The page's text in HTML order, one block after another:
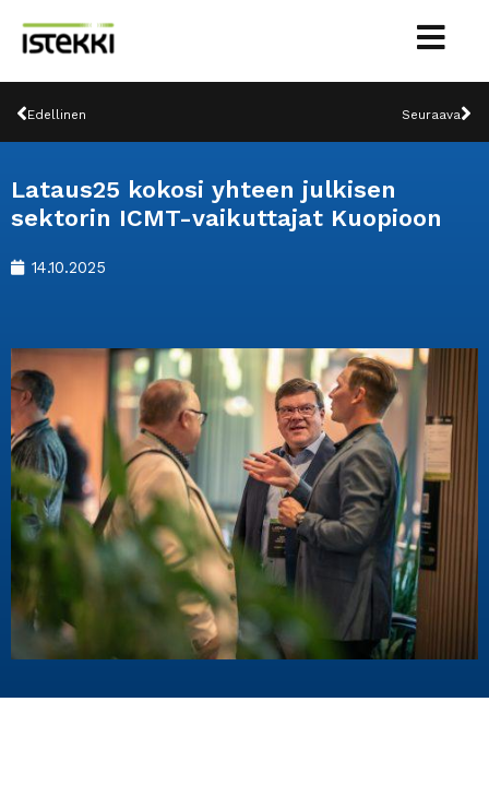
sisältöön
Prev
Edellinen Seuraava
Lataus25 kokosi yhteen julkisen
sektorin ICMT-vaikuttajat Kuopioon
14.10.2025